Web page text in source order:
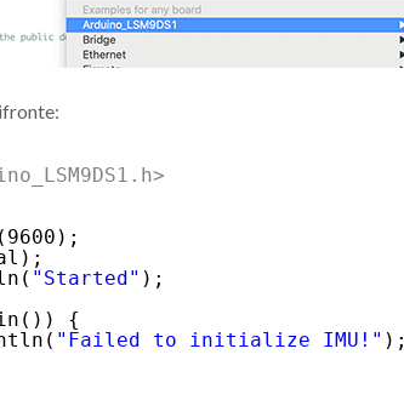
"Started" );
{
"Failed to initialize IMU!" );